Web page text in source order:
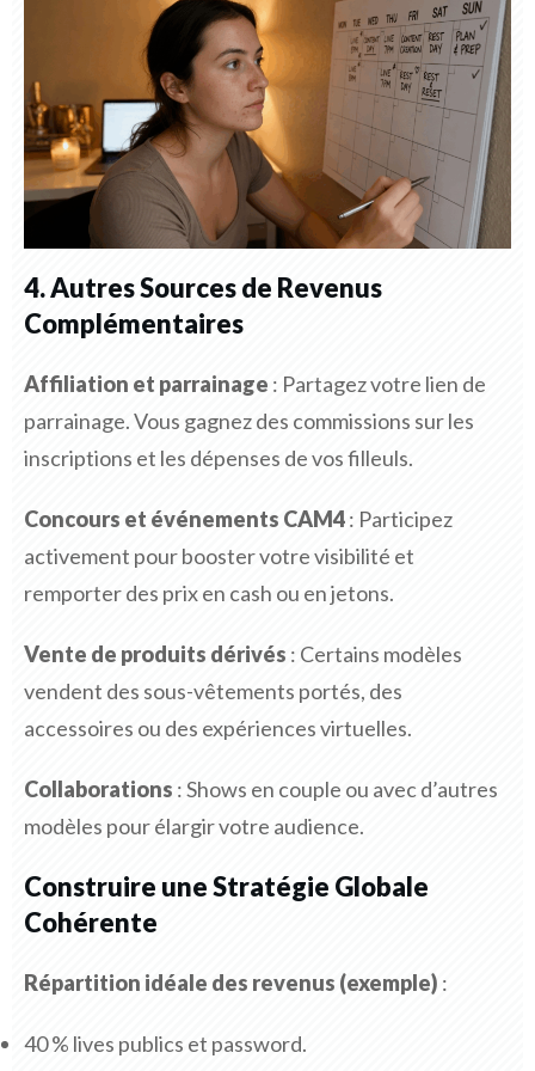
4. Autres Sources de Revenus
Complémentaires
Affiliation et parrainage : Partagez votre lien de
parrainage. Vous gagnez des commissions sur les
inscriptions et les dépenses de vos filleuls.
Concours et événements CAM4: Participez
activement pour booster votre visibilité et
remporter des prix en cash ou en jetons.
Vente de produits dérivés : Certains modèles
vendent des sous-vêtements portés, des
accessoires ou des expériences virtuelles.
Collaborations : Shows en couple ou avec d’autres
modèles pour élargir votre audience.
Construire une Stratégie Globale
Cohérente
Répartition idéale des revenus (exemple) :
40 % lives publics et password.